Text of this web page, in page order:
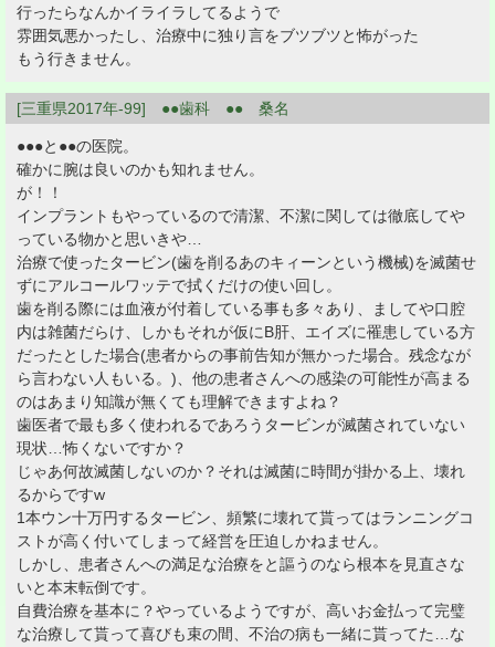
行ったらなんかイライラしてるようで
雰囲気悪かったし、治療中に独り言をブツブツと怖がった
もう行きません。
[三重県2017年-99] ●●歯科 ●● 桑名
●●●と●●の医院。
確かに腕は良いのかも知れません。
が！！
インプラントもやっているので清潔、不潔に関しては徹底してや
っている物かと思いきや…
治療で使ったタービン(歯を削るあのキィーンという機械)を滅菌せ
ずにアルコールワッテで拭くだけの使い回し。
歯を削る際には血液が付着している事も多々あり、ましてや口腔
内は雑菌だらけ、しかもそれが仮にB肝、エイズに罹患している方
だったとした場合(患者からの事前告知が無かった場合。残念なが
ら言わない人もいる。)、他の患者さんへの感染の可能性が高まる
のはあまり知識が無くても理解できますよね？
歯医者で最も多く使われるであろうタービンが滅菌されていない
現状…怖くないですか？
じゃあ何故滅菌しないのか？それは滅菌に時間が掛かる上、壊れ
るからですw
1本ウン十万円するタービン、頻繁に壊れて貰ってはランニングコ
ストが高く付いてしまって経営を圧迫しかねません。
しかし、患者さんへの満足な治療をと謳うのなら根本を見直さな
いと本末転倒です。
自費治療を基本に？やっているようですが、高いお金払って完璧
な治療して貰って喜びも束の間、不治の病も一緒に貰ってた…な